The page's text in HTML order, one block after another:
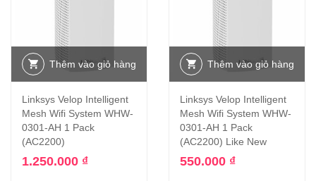
Thêm vào giỏ hàng
Linksys Velop Intelligent
Mesh Wifi System WHW-
0301-AH 1 Pack
(AC2200)
1.250.000 ₫
Thêm vào giỏ hàng
Linksys Velop Intelligent
Mesh Wifi System WHW-
0301-AH 1 Pack
(AC2200) Like New
550.000 ₫